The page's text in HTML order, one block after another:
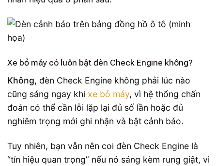
Xe bỏ máy có luôn bật đèn Check Engine không?
Không, đèn Check Engine không phải lúc nào
cũng sáng ngay khi xe bỏ máy, vì hệ thống chẩn
đoán có thể cần lỗi lặp lại đủ số lần hoặc đủ
nghiêm trọng mới ghi nhận và bật cảnh báo.
Tuy nhiên, bạn vẫn nên coi đèn Check Engine là
“tín hiệu quan trọng” nếu nó sáng kèm rung giật, vì